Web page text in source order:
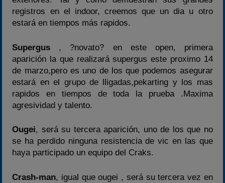
registros en el indoor, creemos que un dia u otro
estará en tiempos más rapidos.
Supergus , ?novato? en este open, primera
aparición la que realizará supergus este proximo 14
de marzo,pero es uno de los que podemos asegurar
estará en el grupo de lligadas,pekarting y los mas
rapidos en tiempos de toda la prueba .Maxima
agresividad y talento.
Ougei, será su tercera aparición, uno de los que no
se ha perdido ninguna resistencia de vic en las que
haya participado un equipo del Craks.
Crash-man, igual que ougei , será su tercera vez en